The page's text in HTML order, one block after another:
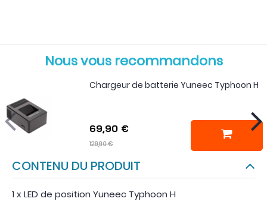
Nous vous recommandons
Chargeur de batterie Yuneec Typhoon H
69,90 €
129,90 €
CONTENU DU PRODUIT
1 x LED de position Yuneec Typhoon H